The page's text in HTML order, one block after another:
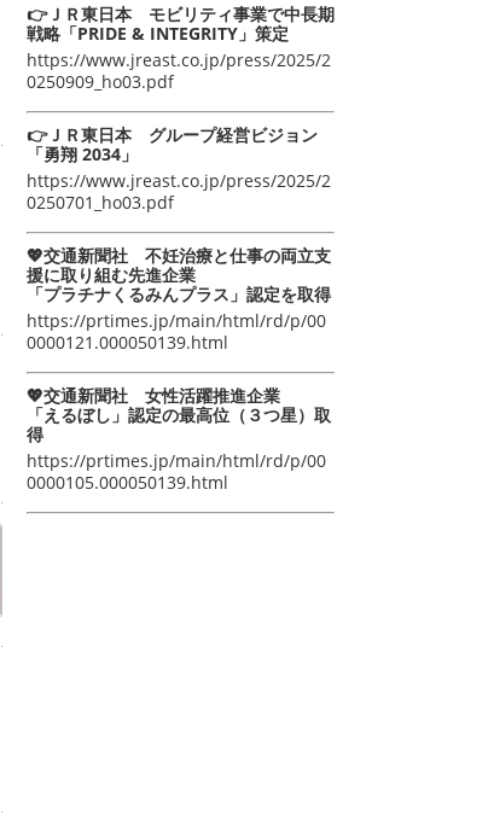
👉ＪＲ東日本 モビリティ事業で中長期
戦略「PRIDE & INTEGRITY」策定
https://www.jreast.co.jp/press/2025/2
0250909_ho03.pdf
👉ＪＲ東日本 グループ経営ビジョン
「勇翔 2034」
https://www.jreast.co.jp/press/2025/2
0250701_ho03.pdf
💖交通新聞社 不妊治療と仕事の両立支
援に取り組む先進企業
「プラチナくるみんプラス」認定を取得
https://prtimes.jp/main/html/rd/p/00
0000121.000050139.html
💖交通新聞社 女性活躍推進企業
「えるぼし」認定の最高位（３つ星）取
得
https://prtimes.jp/main/html/rd/p/00
0000105.000050139.html